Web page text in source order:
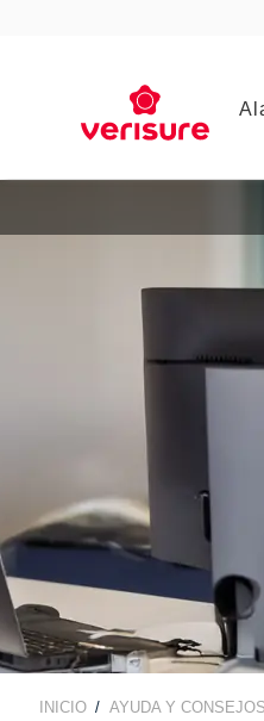
BREADCRUMB
INICIO AYUDA Y CONSEJOS